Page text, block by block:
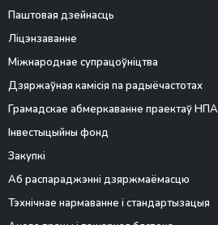
Паштовая дзейнасць
Ліцэнзаванне
Міжнароднае супрацоўніцтва
Дзяржаўная камісія па радыёчастотах
Грамадскае абмеркаванне праектаў НПА
Інвестыцыйны фонд
Закупкі
Аб распараджэнні дзяржмаёмасцю
Тэхнічнае нармаванне і стандартызацыя